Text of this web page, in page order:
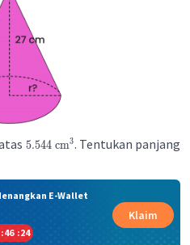
5.544 cm3. Tentukan panjang
E-Wallet
:46 :24
Klaim